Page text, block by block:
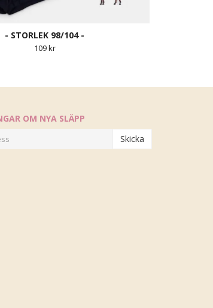
- STORLEK 98/104 -
109 kr
OM NYA SLÄPP
Skicka